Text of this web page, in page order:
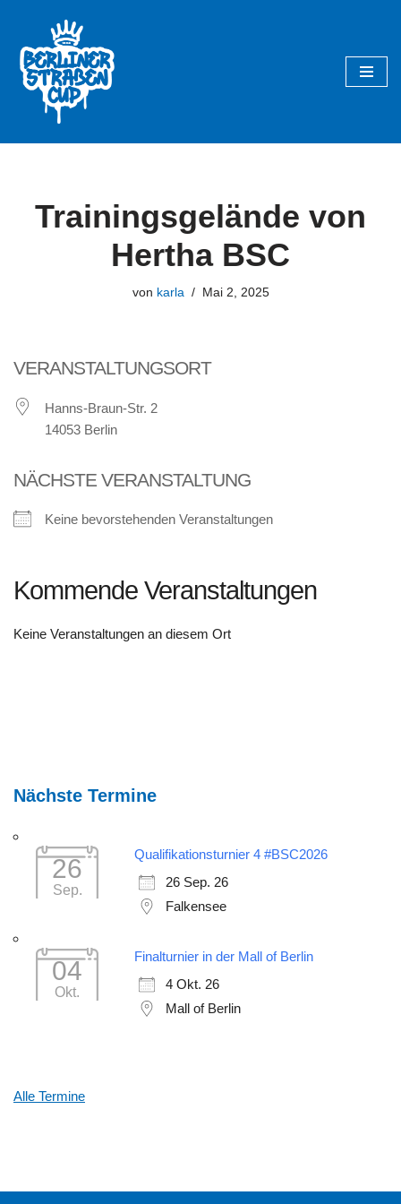
Zum
Inhalt
springen
Trainingsgelände von
Hertha BSC
von karla Mai 2, 2025
VERANSTALTUNGSORT
Hanns-Braun-Str. 2
14053 Berlin
NÄCHSTE VERANSTALTUNG
Keine bevorstehenden Veranstaltungen
Kommende Veranstaltungen
Keine Veranstaltungen an diesem Ort
Nächste Termine
26
Sep.
Qualifikationsturnier 4 #BSC2026
26 Sep. 26
Falkensee
04
Okt.
Finalturnier in der Mall of Berlin
4 Okt. 26
Mall of Berlin
Alle Termine